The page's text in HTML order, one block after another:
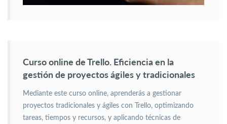
Curso online de Trello. Eficiencia en la
gestión de proyectos ágiles y tradicionales
Mediante este curso online, aprenderás a gestionar
proyectos tradicionales y ágiles con Trello, optimizando
tareas, tiempos y recursos, y aplicando técnicas de